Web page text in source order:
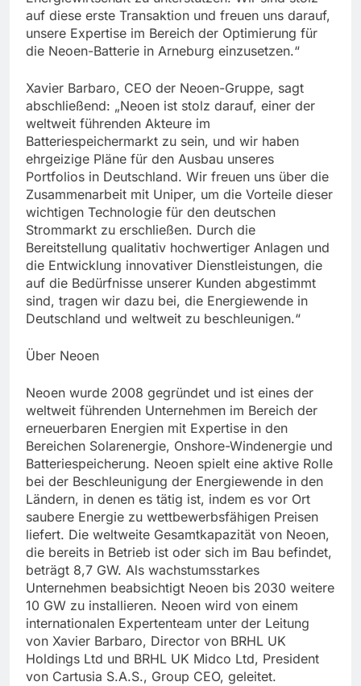
auf diese erste Transaktion und freuen uns darauf,
unsere Expertise im Bereich der Optimierung für
die Neoen-Batterie in Arneburg einzusetzen.“
Xavier Barbaro, CEO der Neoen-Gruppe, sagt
abschließend: „Neoen ist stolz darauf, einer der
weltweit führenden Akteure im
Batteriespeichermarkt zu sein, und wir haben
ehrgeizige Pläne für den Ausbau unseres
Portfolios in Deutschland. Wir freuen uns über die
Zusammenarbeit mit Uniper, um die Vorteile dieser
wichtigen Technologie für den deutschen
Strommarkt zu erschließen. Durch die
Bereitstellung qualitativ hochwertiger Anlagen und
die Entwicklung innovativer Dienstleistungen, die
auf die Bedürfnisse unserer Kunden abgestimmt
sind, tragen wir dazu bei, die Energiewende in
Deutschland und weltweit zu beschleunigen.“
Über Neoen
Neoen wurde 2008 gegründet und ist eines der
weltweit führenden Unternehmen im Bereich der
erneuerbaren Energien mit Expertise in den
Bereichen Solarenergie, Onshore-Windenergie und
Batteriespeicherung. Neoen spielt eine aktive Rolle
bei der Beschleunigung der Energiewende in den
Ländern, in denen es tätig ist, indem es vor Ort
saubere Energie zu wettbewerbsfähigen Preisen
liefert. Die weltweite Gesamtkapazität von Neoen,
die bereits in Betrieb ist oder sich im Bau befindet,
beträgt 8,7 GW. Als wachstumsstarkes
Unternehmen beabsichtigt Neoen bis 2030 weitere
10 GW zu installieren. Neoen wird von einem
internationalen Expertenteam unter der Leitung
von Xavier Barbaro, Director von BRHL UK
Holdings Ltd und BRHL UK Midco Ltd, President
von Cartusia S.A.S., Group CEO, geleitet.